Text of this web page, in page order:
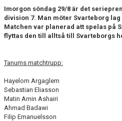
Imorgon söndag 29/8 är det
division 7. Man möter Svarteborg lag
Matchen var planerad att spelas på
flyttas den till alltså till Svarteborgs
Tanums matchtrupp:
Hayelom Argaglem
Sebastian Eliasson
Matin Amin Ashairi
Ahmad Badawi
Filip Emanuelsson